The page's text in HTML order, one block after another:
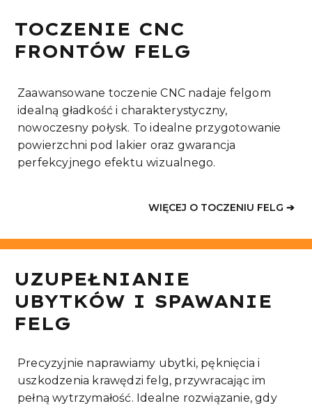
TOCZENIE CNC
FRONTÓW FELG
Zaawansowane toczenie CNC nadaje felgom
idealną gładkość i charakterystyczny,
nowoczesny połysk. To idealne przygotowanie
powierzchni pod lakier oraz gwarancja
perfekcyjnego efektu wizualnego.
WIĘCEJ O TOCZENIU FELG ➔
UZUPEŁNIANIE
UBYTKÓW I SPAWANIE
FELG
Precyzyjnie naprawiamy ubytki, pęknięcia i
uszkodzenia krawędzi felg, przywracając im
pełną wytrzymałość. Idealne rozwiązanie, gdy